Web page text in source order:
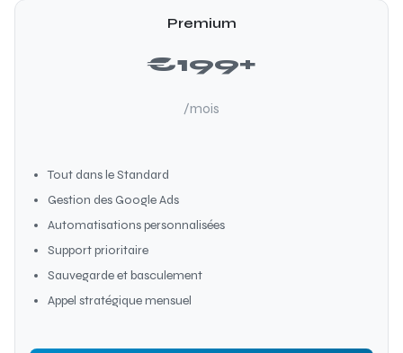
Premium
€199+
/mois
Tout dans le Standard
Gestion des Google Ads
Automatisations personnalisées
Support prioritaire
Sauvegarde et basculement
Appel stratégique mensuel